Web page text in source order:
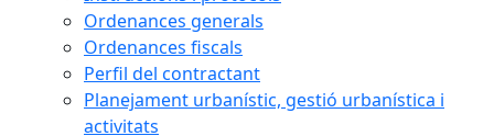
Ordenances generals
Ordenances fiscals
Perfil del contractant
Planejament urbanístic, gestió urbanística i
activitats